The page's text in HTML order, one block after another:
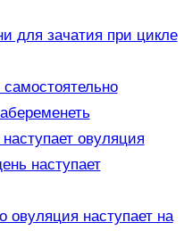
для зачатия при цикле
овуляция
наступает
наступает на